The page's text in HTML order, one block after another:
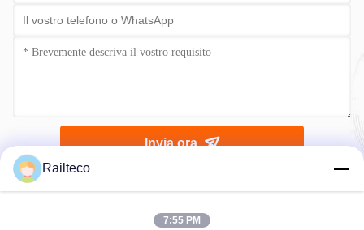
Invia ora
Railteco
7:55 PM